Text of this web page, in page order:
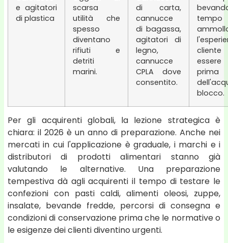
e agitatori
di plastica
scarsa
utilità che
spesso
diventano
rifiuti e
detriti
marini.
di carta,
cannucce
di bagassa,
agitatori di
legno,
cannucce
CPLA dove
consentito.
cliente
prima
blocco.
Per gli acquirenti globali, la lezione strategica è
chiara: il 2026 è un anno di preparazione. Anche nei
mercati in cui l'applicazione è graduale, i marchi e i
distributori di prodotti alimentari stanno già
valutando le alternative. Una preparazione
tempestiva dà agli acquirenti il tempo di testare le
confezioni con pasti caldi, alimenti oleosi, zuppe,
insalate, bevande fredde, percorsi di consegna e
condizioni di conservazione prima che le normative o
le esigenze dei clienti diventino urgenti.